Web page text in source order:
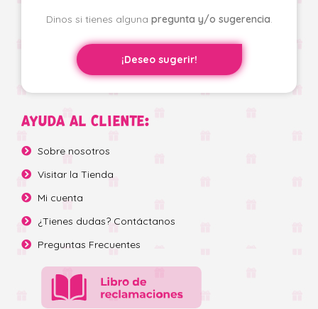
Dinos si tienes alguna pregunta y/o sugerencia.
¡Deseo sugerir!
AYUDA AL CLIENTE:
Sobre nosotros
Visitar la Tienda
Mi cuenta
¿Tienes dudas? Contáctanos
Preguntas Frecuentes